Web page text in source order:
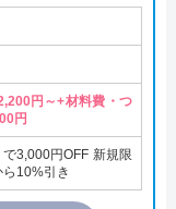
円～+材料費・つ
円
3,000円OFF 新規限
10%引き